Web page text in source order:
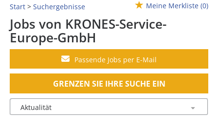
Start Suchergebnisse Meine Merkliste (0)
Jobs von KRONES-Service-
Europe-GmbH
Passende Jobs per E-Mail
GRENZEN SIE IHRE SUCHE EIN